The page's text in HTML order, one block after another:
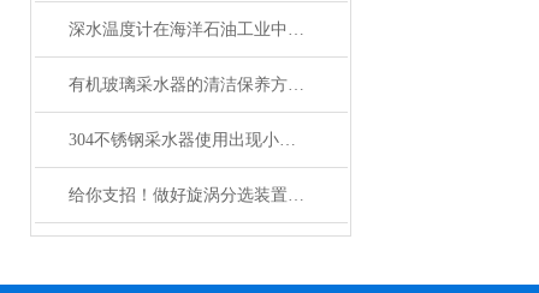
深水温度计在海洋石油工业中的应用与维护
有机玻璃采水器的清洁保养方法有哪些？
304不锈钢采水器使用出现小问题，用户自己如何维修?
给你支招！做好旋涡分选装置的日常维护